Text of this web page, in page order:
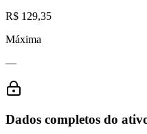
R$ 129,35
Máxima
—
Dados completos do